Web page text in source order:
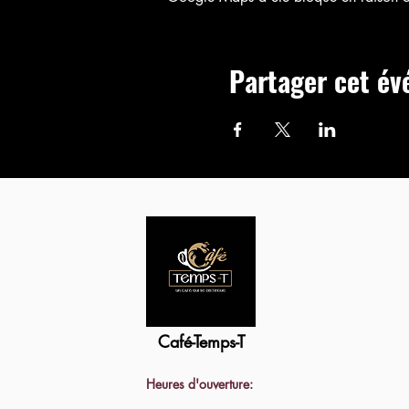
Partager cet
Café-Temps-T
Heures d'ouverture: